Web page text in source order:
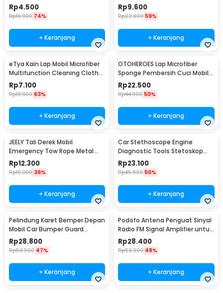
Set 4 PCS - AA16
Rp4.500
Rp16.900 74%
+ Keranjang
Gores 8 PCS - HT-001
Rp9.600
Rp22.900 59%
+ Keranjang
eTya Kain Lap Mobil Microfiber
Multifunction Cleaning Cloth
30x39cm - H-10
Rp7.100
Rp18.900 63%
+ Keranjang
OTOHEROES Lap Microfiber
Sponge Pembersih Cuci Mobil
Motor - TP266
Rp22.500
Rp44.900 50%
+ Keranjang
JEELY Tali Derek Mobil
Emergency Tow Rope Metal
Buckle U-Type 2.7M - JL30
Rp12.300
Rp19.000 36%
+ Keranjang
Car Stethoscope Engine
Diagnostic Tools Stetoskop
Mesin Mobil - W80582
Rp23.100
Rp45.900 50%
+ Keranjang
Pelindung Karet Bemper Depan
Mobil Car Bumper Guard
57mm 2.5M
Rp28.800
Rp53.900 47%
+ Keranjang
Podofo Antena Penguat Sinyal
Radio FM Signal Amplifier untuk
Mobil - ANT-208
Rp28.400
Rp53.900 48%
+ Keranjang